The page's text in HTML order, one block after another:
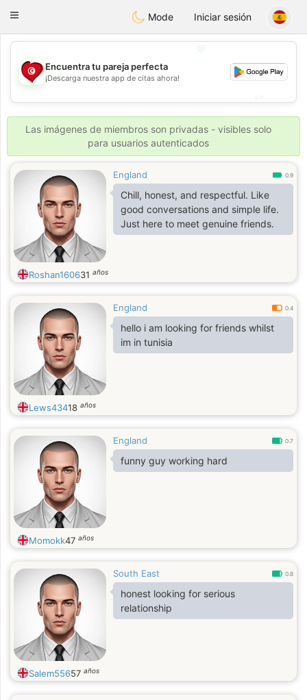
Tunisia Dating
Toggle
Mode Iniciar sesión
💖
💕
Encuentra tu pareja perfecta
¡Descarga nuestra app de citas ahora!
Las imágenes de miembros son privadas - visibles solo
para usuarios autenticados
England 0.9
Chill, honest, and respectful. Like
good conversations and simple life.
Just here to meet genuine friends.
Roshan160631 años
England 0.4
hello i am looking for friends whilst
im in tunisia
Lews43418 años
England 0.7
funny guy working hard
Momokk47 años
South East 0.8
honest looking for serious
relationship
Salem55657 años